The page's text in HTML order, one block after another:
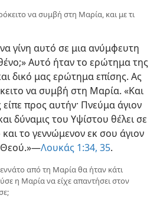
να συμβή στη Μαρία, και με τι
γίνη αυτό σε μια ανύμφευτη
Αυτό ήταν το ερώτημα της
δικό μας ερώτημα επίσης. Ας
να συμβή στη Μαρία. «Και
προς αυτήν· Πνεύμα άγιον
δύναμις του Υψίστου θέλει σε
και το γεννώμενον εκ σου άγιον
Θεού.»—Λουκάς 1:34, 35.
από τη Μαρία θα ήταν κάτι
η Μαρία να είχε απαντήσει στον